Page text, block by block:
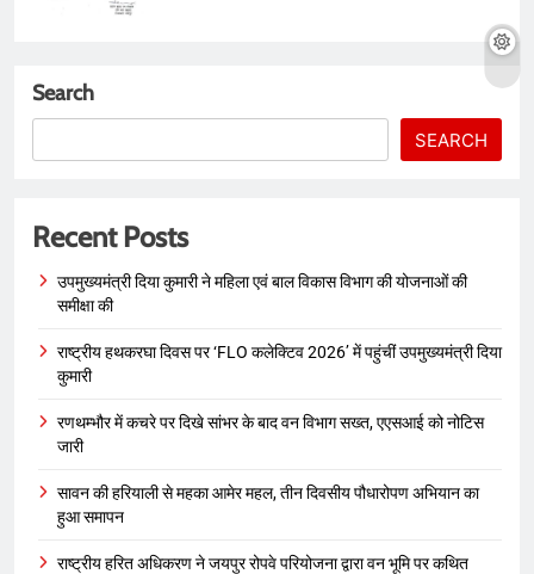
Search
SEARCH
Recent Posts
उपमुख्यमंत्री दिया कुमारी ने महिला एवं बाल विकास विभाग की योजनाओं की
समीक्षा की
राष्ट्रीय हथकरघा दिवस पर ‘FLO कलेक्टिव 2026’ में पहुंचीं उपमुख्यमंत्री दिया
कुमारी
रणथम्भौर में कचरे पर दिखे सांभर के बाद वन विभाग सख्त, एएसआई को नोटिस
जारी
सावन की हरियाली से महका आमेर महल, तीन दिवसीय पौधारोपण अभियान का
हुआ समापन
राष्ट्रीय हरित अधिकरण ने जयपुर रोपवे परियोजना द्वारा वन भूमि पर कथित